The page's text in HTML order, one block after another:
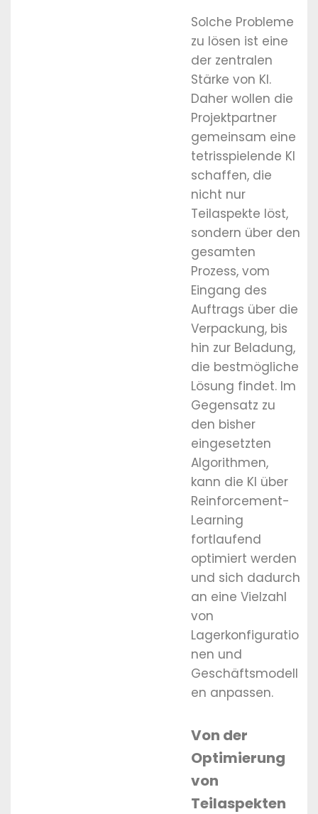
Solche Probleme
zu lösen ist eine
der zentralen
Stärke von KI.
Daher wollen die
Projektpartner
gemeinsam eine
tetrisspielende KI
schaffen, die
nicht nur
Teilaspekte löst,
sondern über den
gesamten
Prozess, vom
Eingang des
Auftrags über die
Verpackung, bis
hin zur Beladung,
die bestmögliche
Lösung findet. Im
Gegensatz zu
den bisher
eingesetzten
Algorithmen,
kann die KI über
Reinforcement-
Learning
fortlaufend
optimiert werden
und sich dadurch
an eine Vielzahl
von
Lagerkonfiguratio
nen und
Geschäftsmodell
en anpassen.
Von der
Optimierung
von
Teilaspekten